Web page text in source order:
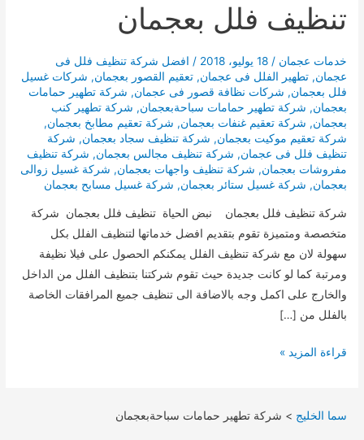
تنظيف فلل بعجمان
خدمات عجمان /18 يوليو، 2018 / افضل شركة تنظيف فلل فى
عجمان,تطهير الفلل فى عجمان,تعقيم القصور بعجمان, شركات غسيل
فلل بعجمان, شركات نظافة قصور فى عجمان, شركة تطهير حمامات
بعجمان, شركة تطهير حمامات سباحةبعجمان, شركة تطهير كنب
بعجمان, شركة تعقيم غنفات بعجمان, شركة تعقيم مطابخ بعجمان,
شركة تعقيم موكيت بعجمان, شركة تنظيف سجاد بعجمان, شركة
تنظيف فلل فى عجمان, شركة تنظيف مجالس بعجمان, شركة تنظيف
مفروشات بعجمان, شركة تنظيف واجهات بعجمان, شركة غسيل زوالى
بعجمان, شركة غسيل ستائر بعجمان, شركة غسيل مسابح بعجمان
شركة تنظيف فلل بعجمان نبض الحياة تنظيف فلل بعجمان شركة
متخصصة ومتميزة تقوم بتقديم افضل خدماتها لتنظيف الفلل بكل
سهولة لان مع شركة تنظيف الفلل يمكنكم الحصول على فيلا نظيفة
ومرتبة كما لو كانت جديدة حيث تقوم شركتنا بتنظيف الفلل من الداخل
والخارج على اكمل وجه بالاضافة الى تنظيف جميع المرافقات الخاصة
بالفلل من […]
تنظيف
قراءة المزيد »
سما الخليج > شركة تطهير حمامات سباحةبعجمان